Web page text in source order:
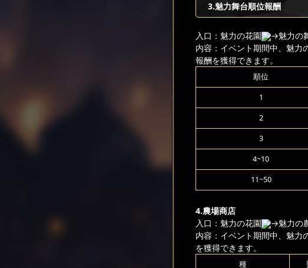
3.魅力舞台順位報酬
入口：魅力の花園
→魅力の
内容：イベント期間中、魅力
報酬を獲得できます。
順位
1
2
3
4~10
11~50
4.農場商店
入口：魅力の花園
→魅力の
内容：イベント期間中、魅力
を獲得できます。
種